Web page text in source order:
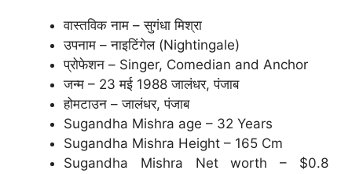
वास्तविक नाम – सुगंधा मिश्रा
उपनाम – नाइटिंगेल (Nightingale)
प्रोफेशन – Singer, Comedian and Anchor
जन्म – 23 मई 1988 जालंधर, पंजाब
होमटाउन – जालंधर, पंजाब
Sugandha Mishra age – 32 Years
Sugandha Mishra Height – 165 Cm
Sugandha Mishra Net worth – $0.8